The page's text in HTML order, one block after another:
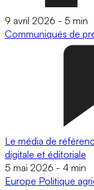
9 avril 2026 - 5 min
Communiqués de
Le média de
digitale et éditoriale
5 mai 2026 - 4 min
Europe Politique